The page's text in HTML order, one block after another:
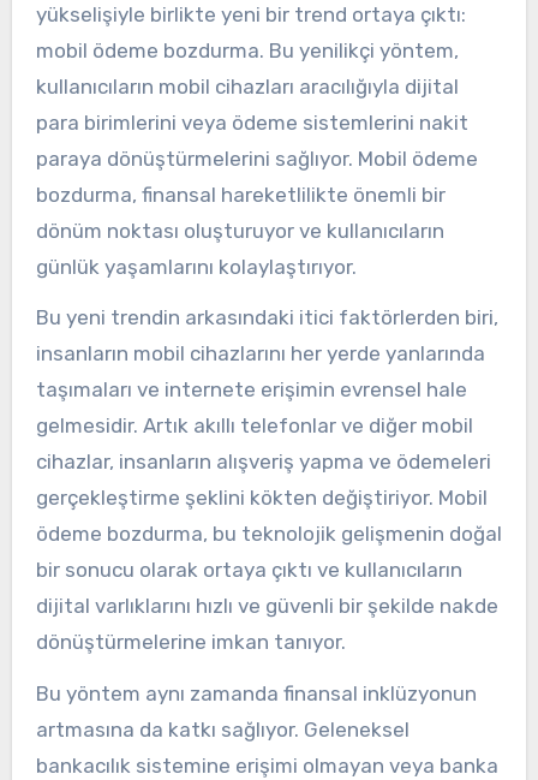
yükselişiyle birlikte yeni bir trend ortaya çıktı:
mobil ödeme bozdurma. Bu yenilikçi yöntem,
kullanıcıların mobil cihazları aracılığıyla dijital
para birimlerini veya ödeme sistemlerini nakit
paraya dönüştürmelerini sağlıyor. Mobil ödeme
bozdurma, finansal hareketlilikte önemli bir
dönüm noktası oluşturuyor ve kullanıcıların
günlük yaşamlarını kolaylaştırıyor.
Bu yeni trendin arkasındaki itici faktörlerden biri,
insanların mobil cihazlarını her yerde yanlarında
taşımaları ve internete erişimin evrensel hale
gelmesidir. Artık akıllı telefonlar ve diğer mobil
cihazlar, insanların alışveriş yapma ve ödemeleri
gerçekleştirme şeklini kökten değiştiriyor. Mobil
ödeme bozdurma, bu teknolojik gelişmenin doğal
bir sonucu olarak ortaya çıktı ve kullanıcıların
dijital varlıklarını hızlı ve güvenli bir şekilde nakde
dönüştürmelerine imkan tanıyor.
Bu yöntem aynı zamanda finansal inklüzyonun
artmasına da katkı sağlıyor. Geleneksel
bankacılık sistemine erişimi olmayan veya banka